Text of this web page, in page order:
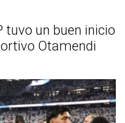
tuvo un buen inicio
Otamendi